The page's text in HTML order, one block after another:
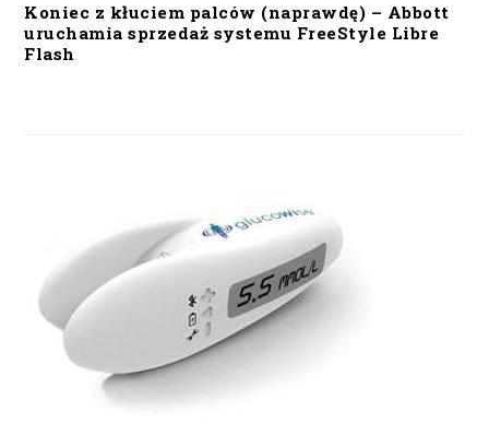
Koniec z kłuciem palców (naprawdę) – Abbott
uruchamia sprzedaż systemu FreeStyle Libre
Flash